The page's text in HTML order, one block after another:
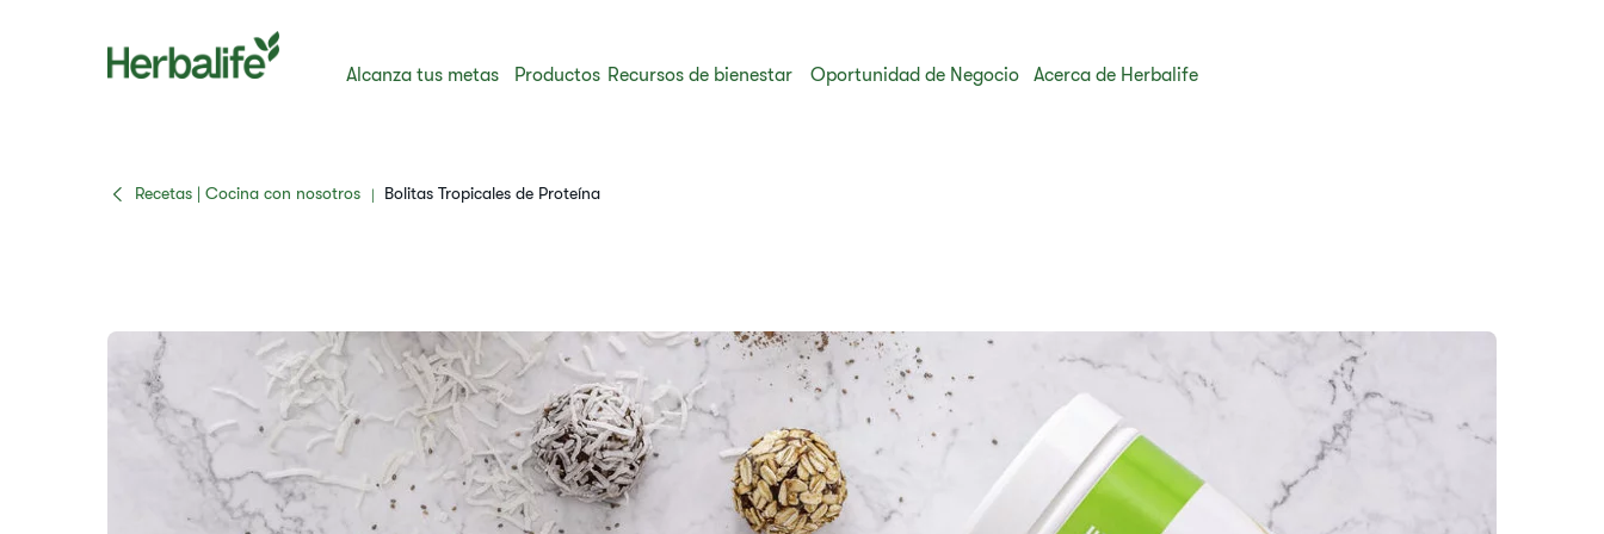
Alcanza tus metas Productos Recursos de bienestar Oportunidad de Negocio Acerca de Herbalife
Recetas | Cocina con nosotros | ​​Bolitas Tropicales de Proteína​